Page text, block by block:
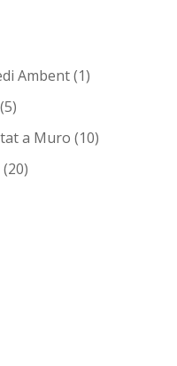
Ambent(1)
a Muro (10)
(20)